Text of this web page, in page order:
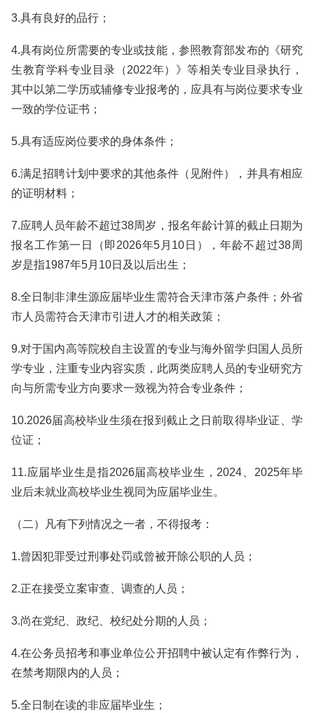
3.具有良好的品行；
4.具有岗位所需要的专业或技能，参照教育部发布的《研究
生教育学科专业目录（2022年）》等相关专业目录执行，
其中以第二学历或辅修专业报考的，应具有与岗位要求专业
一致的学位证书；
5.具有适应岗位要求的身体条件；
6.满足招聘计划中要求的其他条件（见附件），并具有相应
的证明材料；
7.应聘人员年龄不超过38周岁，报名年龄计算的截止日期为
报名工作第一日（即2026年5月10日），年龄不超过38周
岁是指1987年5月10日及以后出生；
8.全日制非津生源应届毕业生需符合天津市落户条件；外省
市人员需符合天津市引进人才的相关政策；
9.对于国内高等院校自主设置的专业与海外留学归国人员所
学专业，注重专业内容实质，此两类应聘人员的专业研究方
向与所需专业方向要求一致视为符合专业条件；
10.2026届高校毕业生须在报到截止之日前取得毕业证、学
位证；
11.应届毕业生是指2026届高校毕业生，2024、2025年毕
业后未就业高校毕业生视同为应届毕业生。
（二）凡有下列情况之一者，不得报考：
1.曾因犯罪受过刑事处罚或曾被开除公职的人员；
2.正在接受立案审查、调查的人员；
3.尚在党纪、政纪、校纪处分期的人员；
4.在公务员招考和事业单位公开招聘中被认定有作弊行为，
在禁考期限内的人员；
5.全日制在读的非应届毕业生；